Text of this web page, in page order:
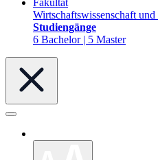
Fakultät
Wirtschaftswissenschaft
Studiengänge
6 Bachelor | 5 Master